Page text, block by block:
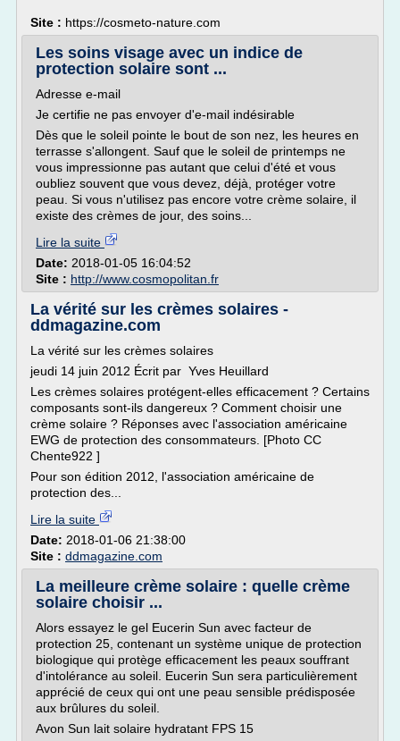
Site : https://cosmeto-nature.com
Les soins visage avec un indice de
protection solaire sont ...
Adresse e-mail
Je certifie ne pas envoyer d'e-mail indésirable
Dès que le soleil pointe le bout de son nez, les heures en
terrasse s'allongent. Sauf que le soleil de printemps ne
vous impressionne pas autant que celui d'été et vous
oubliez souvent que vous devez, déjà, protéger votre
peau. Si vous n'utilisez pas encore votre crème solaire, il
existe des crèmes de jour, des soins...
Lire la suite
Date: 2018-01-05 16:04:52
Site : http://www.cosmopolitan.fr
La vérité sur les crèmes solaires -
ddmagazine.com
La vérité sur les crèmes solaires
jeudi 14 juin 2012 Écrit par Yves Heuillard
Les crèmes solaires protégent-elles efficacement ? Certains
composants sont-ils dangereux ? Comment choisir une
crème solaire ? Réponses avec l'association américaine
EWG de protection des consommateurs. [Photo CC
Chente922 ]
Pour son édition 2012, l'association américaine de
protection des...
Lire la suite
Date: 2018-01-06 21:38:00
Site : ddmagazine.com
La meilleure crème solaire : quelle crème
solaire choisir ...
Alors essayez le gel Eucerin Sun avec facteur de
protection 25, contenant un système unique de protection
biologique qui protège efficacement les peaux souffrant
d'intolérance au soleil. Eucerin Sun sera particulièrement
apprécié de ceux qui ont une peau sensible prédisposée
aux brûlures du soleil.
Avon Sun lait solaire hydratant FPS 15